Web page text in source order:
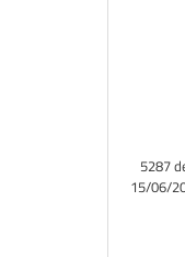
5287
15/06/